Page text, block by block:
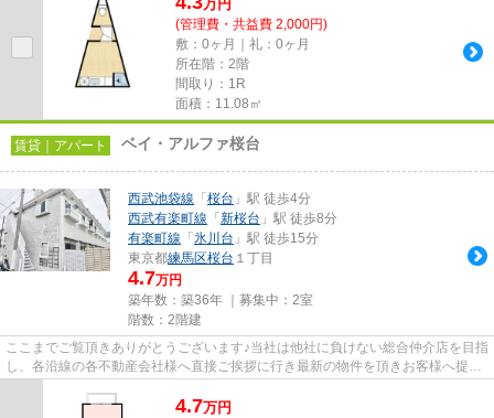
万円
(管理費・共益費 2,000円)
敷：0ヶ月｜礼：0ヶ月
所在階：2階
間取り：1R
面積：11.08㎡
賃貸｜アパート ベイ・アルファ桜台
西武池袋線 「 桜台 」駅 徒歩4分
西武有楽町線 「 新桜台 」駅 徒歩8分
有楽町線 「 氷川台 」駅 徒歩15分
東京都練馬区桜台 １丁目
4.7万円
築年数：築36年 ｜募集中： 2室
階数：2階建
ここまでご覧頂きありがとうございます♪当社は他社に負けない総合仲介店を目指
し、各沿線の各不動産会社様へ直接ご挨拶に行き最新の物件を頂きお客様へ提供
4.7万円